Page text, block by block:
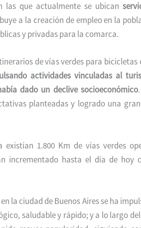
las que actualmente se ubican
a la creación de empleo en la
y privadas para la comarca.
de vías verdes para
actividades vinculadas al
dado un declive socioeconómico
planteadas y logrado una
existían 1.800 Km de vías verdes
incrementado hasta el día de hoy
la ciudad de Buenos Aires se ha
saludable y rápido; y a lo largo